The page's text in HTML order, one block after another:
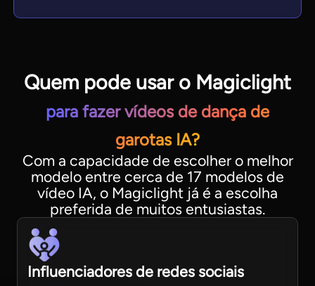
Quem pode usar o Magiclight
para fazer vídeos de dança de
garotas IA?
Com a capacidade de escolher o melhor
modelo entre cerca de 17 modelos de
vídeo IA, o Magiclight já é a escolha
preferida de muitos entusiastas.
Influenciadores de redes sociais